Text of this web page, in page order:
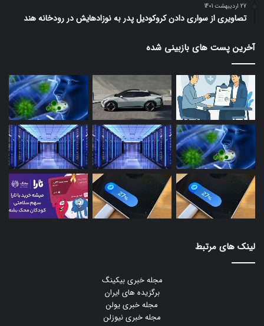
27 اردیبهشت 1401
تصاویری از سواری دادن کروکودیل پدر به نوزادهایش در رودخانه هند
آخرین پست های بازبینی شده
لینک های مرتبط
مجله خبری بیکینگ
برگزیده های ایران
مجله خبری یولن
مجله خبری نیوزلن